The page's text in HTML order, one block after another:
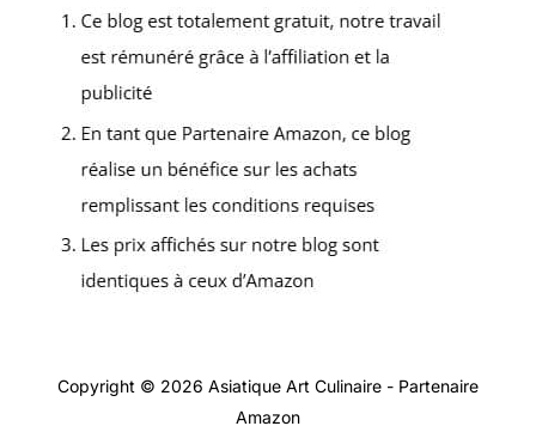
Copyright © 2026 Asiatique Art Culinaire - Partenaire
Amazon